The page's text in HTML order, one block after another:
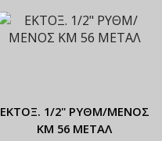
ΕΚΤΟΞ. 1/2" ΡΥΘΜ/ΜΕΝΟΣ
ΚΜ 56 ΜΕΤΑΛ